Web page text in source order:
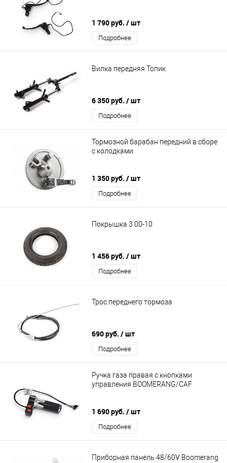
1 790 руб. / шт
Подробнее
Вилка передняя Топик
6 350 руб. / шт
Подробнее
Тормозной барабан передний в сборе
с колодками
1 350 руб. / шт
Подробнее
Покрышка 3.00-10
1 456 руб. / шт
Подробнее
Трос переднего тормоза
690 руб. / шт
Подробнее
Ручка газа правая с кнопками
управления BOOMERANG/CAF
1 690 руб. / шт
Подробнее
Приборная панель 48/60V Boomerang